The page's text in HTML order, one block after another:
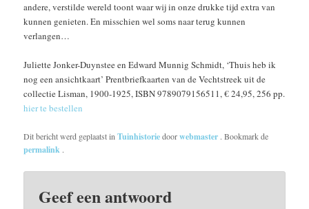
andere, verstilde wereld toont waar wij in onze drukke tijd extra van
kunnen genieten. En misschien wel soms naar terug kunnen
verlangen…
Juliette Jonker-Duynstee en Edward Munnig Schmidt, ‘Thuis heb ik
nog een ansichtkaart’ Prentbriefkaarten van de Vechtstreek uit de
collectie Lisman, 1900-1925, ISBN 9789079156511, € 24,95, 256 pp.
hier te bestellen
Dit bericht werd geplaatst inTuinhistoriedoorwebmaster . Bookmark de
permalink .
Geef een antwoord